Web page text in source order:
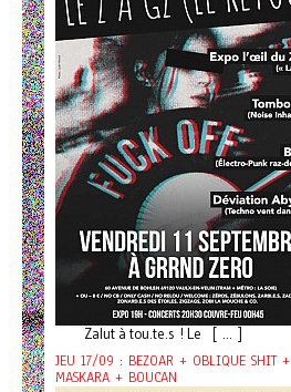
Zalut à tou.te.s ! Le [ ... ]
JEU 17/09 : BEZOAR + OBLIQUE SHIT +
MASKARA + BOUCAN